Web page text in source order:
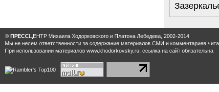
© ПРЕССЦЕНТР Михаила Ходорковского и Платона Лебедева, 2002-2014
Мы не несем ответственности за содержание материалов CМИ и комментариев
При использовании материалов www.khodorkovsky.ru, ссылка на сайт обязательна.